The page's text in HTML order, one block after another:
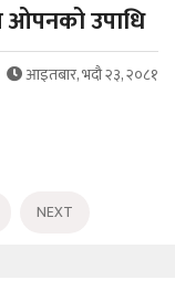
उपाधि
आइतबार, भदौ २३, २०८१
NEXT